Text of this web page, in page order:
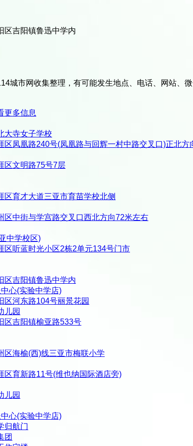
区吉阳镇鲁迅中学内
城市网收集整理，有可能发生地点、电话、网站、
更多信息
大寺女子学校
区凤凰路240号(凤凰路与回辉一村中路交叉口)正北方
区文明路75号7层
区育才大道三亚市育苗学校北侧
区中街与学宫路交叉口西北方向72米左右
中学校区)
区听蓝时光小区2栋2单元134号门市
区吉阳镇鲁迅中学内
心(实验中学店)
区河东路104号丽景花园
儿园
区吉阳镇榆亚路533号
区海榆(西)线三亚市梅联小学
区育新路11号(维也纳国际酒店旁)
儿园
心(实验中学店)
归航门
团